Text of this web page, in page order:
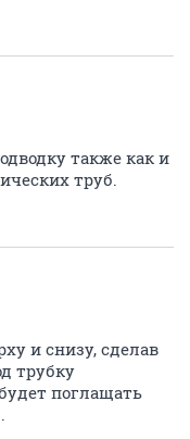
также как и
труб.
и снизу, сделав
трубку
поглащать